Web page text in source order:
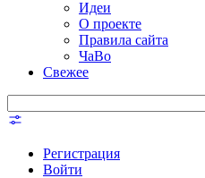
Идеи
О проекте
Правила сайта
ЧаВо
Свежее
Регистрация
Войти